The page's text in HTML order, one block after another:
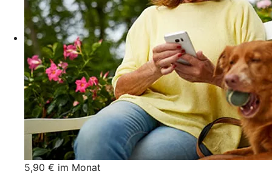
5,90 € im Monat